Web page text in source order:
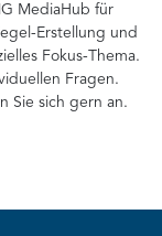
MediaHub für
Erstellung und
Fokus-Thema.
Fragen.
Sie sich gern an.